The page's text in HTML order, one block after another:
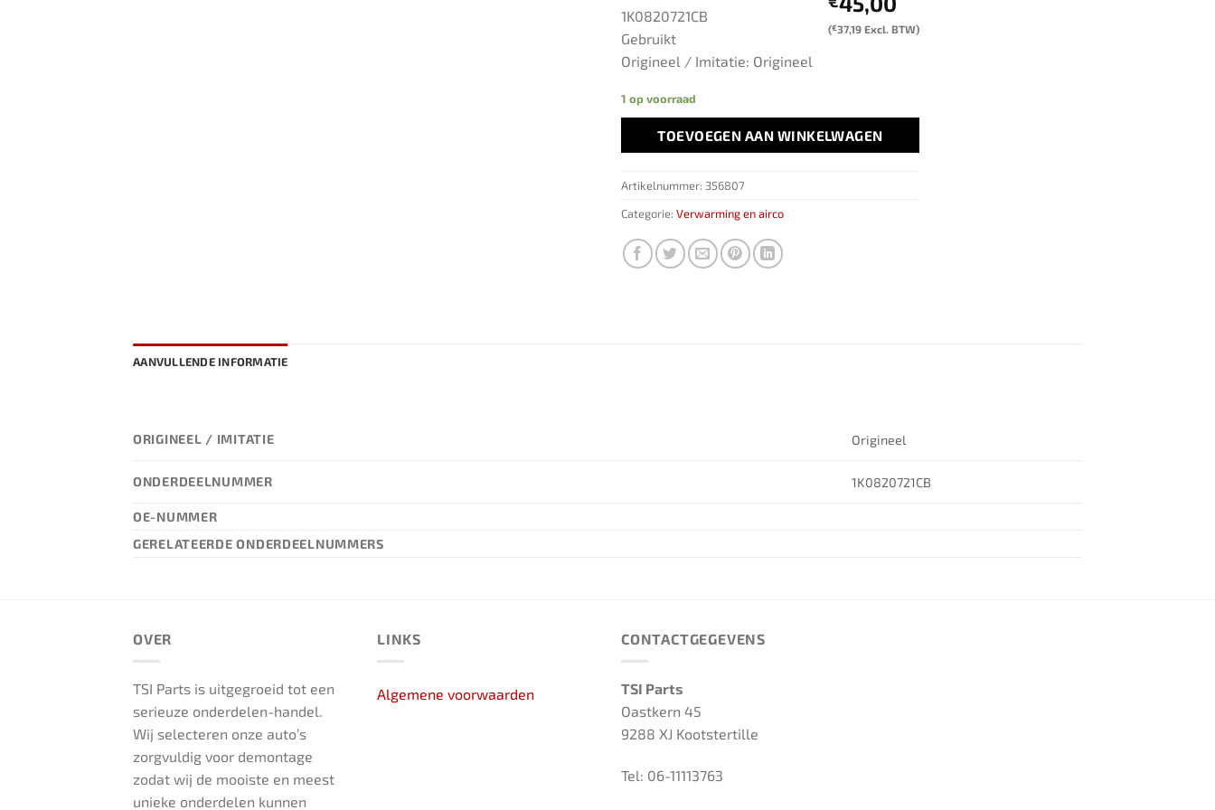
(€37,19 Excl. BTW)
1K0820721CB
Gebruikt
Origineel / Imitatie: Origineel
1 op voorraad
TOEVOEGEN AAN WINKELWAGEN
Artikelnummer: 356807
Categorie: Verwarming en airco
AANVULLENDE INFORMATIE
ORIGINEEL / IMITATIE Origineel
ONDERDEELNUMMER 1K0820721CB
OE-NUMMER
GERELATEERDE ONDERDEELNUMMERS
OVER
TSI Parts is uitgegroeid tot een
serieuze onderdelen-handel.
Wij selecteren onze auto’s
zorgvuldig voor demontage
zodat wij de mooiste en meest
unieke onderdelen kunnen
LINKS
Algemene voorwaarden
CONTACTGEGEVENS
TSI Parts
Oastkern 45
9288 XJ Kootstertille
Tel: 06-11113763